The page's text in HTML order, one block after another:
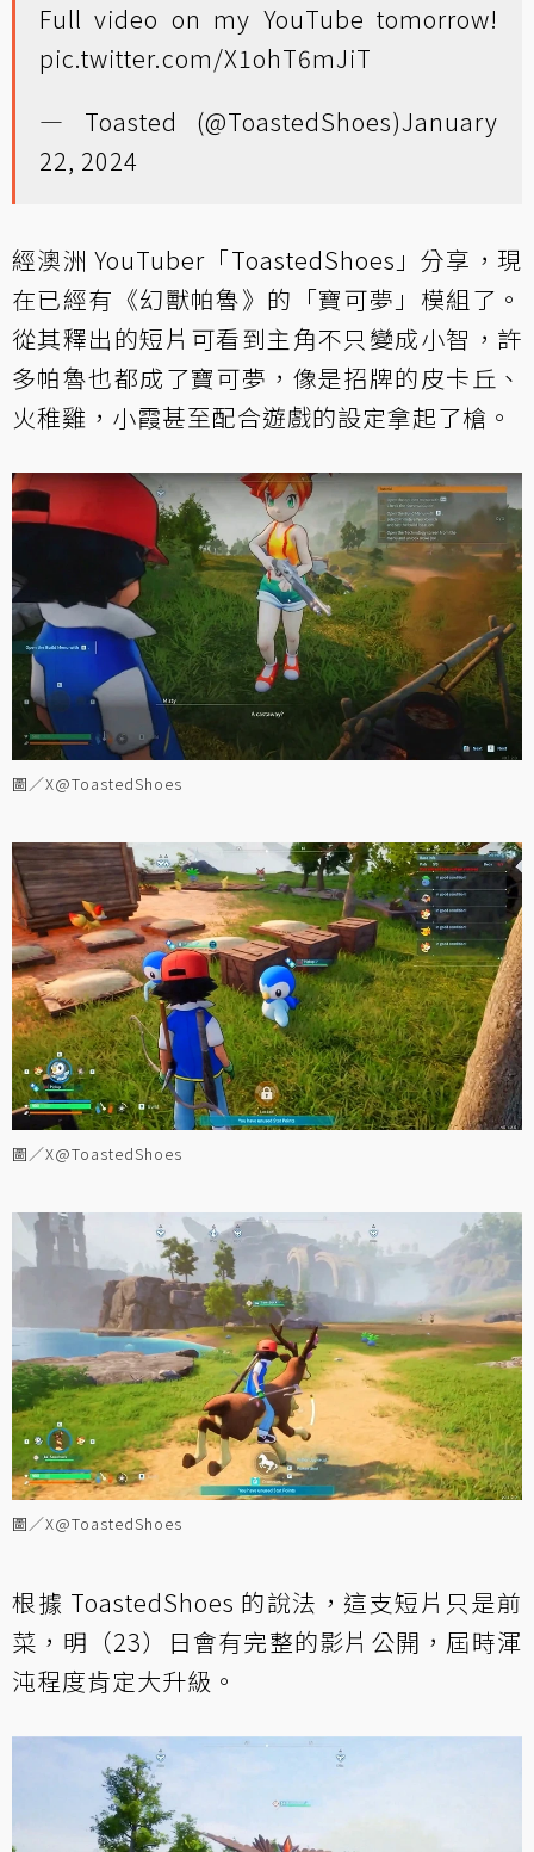
Full video on my YouTube tomorrow!
pic.twitter.com/X1ohT6mJiT
— Toasted (@ToastedShoes)January
22, 2024
經澳洲 YouTuber「ToastedShoes」分享，現
在已經有《幻獸帕魯》的「寶可夢」模組了。
從其釋出的短片可看到主角不只變成小智，許
多帕魯也都成了寶可夢，像是招牌的皮卡丘、
火稚雞，小霞甚至配合遊戲的設定拿起了槍。
圖／X@ToastedShoes
圖／X@ToastedShoes
圖／X@ToastedShoes
根據 ToastedShoes 的說法，這支短片只是前
菜，明（23）日會有完整的影片公開，屆時渾
沌程度肯定大升級。